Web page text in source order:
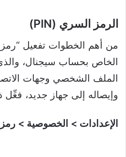
الرمز السري (PIN)
من أهم الخطوات تفعيل
الخاص بحساب سيجنال،
الملف الشخصي وجهات
وإيصاله إلى جهاز جديد،
الإعدادات > الخصوصية >